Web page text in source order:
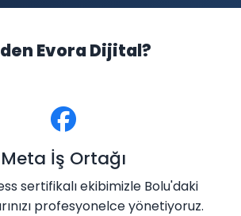
Evora Dijital?
Meta İş Ortağı
sertifikalı ekibimizle Bolu'daki
profesyonelce yönetiyoruz.